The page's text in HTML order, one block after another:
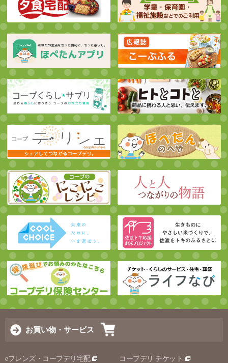
お買い物・サービス
eフレンズ・コープデリ宅配 コープデリ チケット